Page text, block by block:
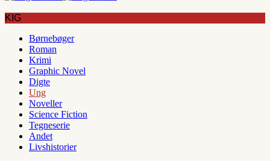
KIG
Børnebøger
Roman
Krimi
Graphic Novel
Digte
Ung
Noveller
Science Fiction
Tegneserie
Andet
Livshistorier